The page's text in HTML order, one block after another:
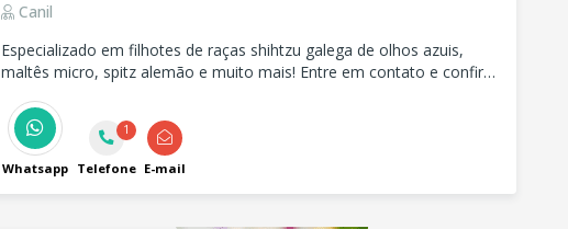
Canil
Especializado em filhotes de raças shihtzu galega de olhos azuis,
maltês micro, spitz alemão e muito mais! Entre em contato e confira
Whatsapp
1
Telefone E-mail